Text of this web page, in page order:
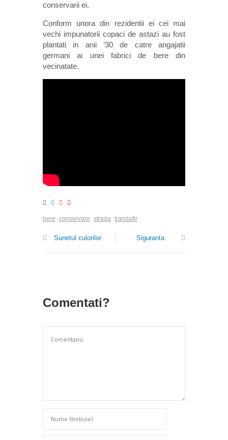
conservarii ei.
Conform unora din rezidentii ei cei mai
vechi impunatorii copaci de astazi au fost
plantati in anii ’30 de catre angajatii
germani ai unei fabrici de bere din
vecinatate.
bere conservare strada trandafir
Sunetul culorilor Siguranta
Comentati?